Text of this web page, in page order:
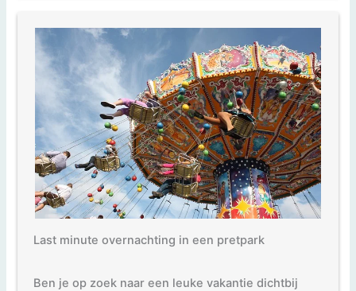
Last minute overnachting in een pretpark
Ben je op zoek naar een leuke vakantie dichtbij